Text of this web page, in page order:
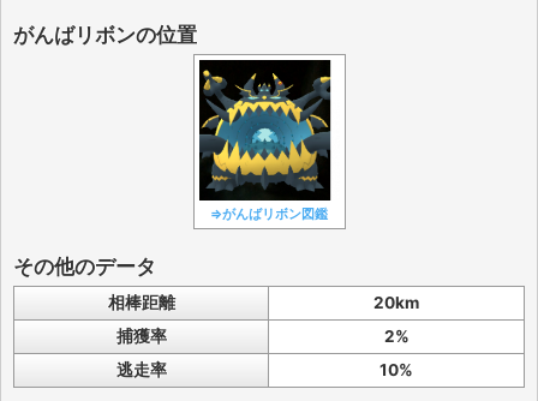
がんばリボンの位置
⇒がんばリボン図鑑
その他のデータ
相棒距離
20km
捕獲率
2%
逃走率
10%